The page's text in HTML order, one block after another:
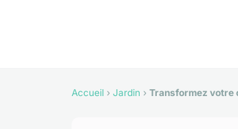
Accueil › Jardin › Transformez votre